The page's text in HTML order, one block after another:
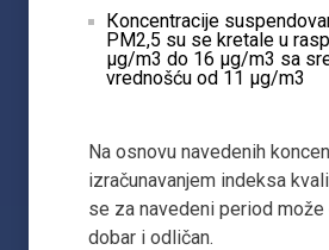
Кoncentracije
PM2,5 su se kretale u
µg/m3 do 16 µg/m3 sa
vrednošću od 11 µg/m3
Na osnovu navedenih
izračunavanjem indeksa
se za navedeni period
dobar i odličan.